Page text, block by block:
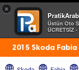
×
Üstün Oto
ÜCRETSİZ
2015 Skoda Fabia